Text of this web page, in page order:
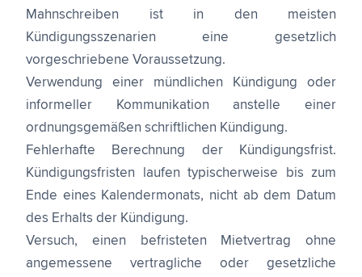
Mahnschreiben ist in den meisten
Kündigungsszenarien eine gesetzlich
vorgeschriebene Voraussetzung.
Verwendung einer mündlichen Kündigung oder
informeller Kommunikation anstelle einer
ordnungsgemäßen schriftlichen Kündigung.
Fehlerhafte Berechnung der Kündigungsfrist.
Kündigungsfristen laufen typischerweise bis zum
Ende eines Kalendermonats, nicht ab dem Datum
des Erhalts der Kündigung.
Versuch, einen befristeten Mietvertrag ohne
angemessene vertragliche oder gesetzliche